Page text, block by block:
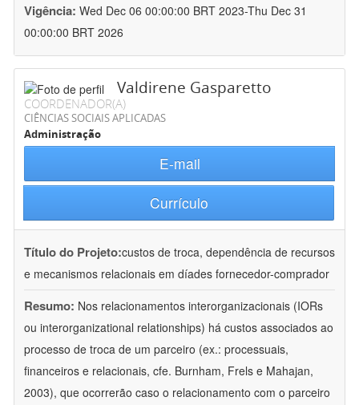
Vigência: Wed Dec 06 00:00:00 BRT 2023-Thu Dec 31
00:00:00 BRT 2026
Valdirene Gasparetto
COORDENADOR(A)
CIÊNCIAS SOCIAIS APLICADAS
Administração
E-mail
Currículo
Título do Projeto:custos de troca, dependência de recursos
e mecanismos relacionais em díades fornecedor-comprador
Resumo: Nos relacionamentos interorganizacionais (IORs
ou interorganizational relationships) há custos associados ao
processo de troca de um parceiro (ex.: processuais,
financeiros e relacionais, cfe. Burnham, Frels e Mahajan,
2003), que ocorrerão caso o relacionamento com o parceiro